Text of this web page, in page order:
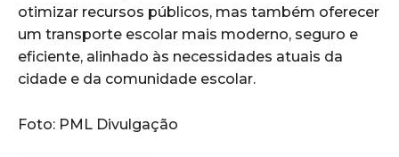
otimizar recursos públicos, mas também oferecer
um transporte escolar mais moderno, seguro e
eficiente, alinhado às necessidades atuais da
cidade e da comunidade escolar.
Foto: PML Divulgação